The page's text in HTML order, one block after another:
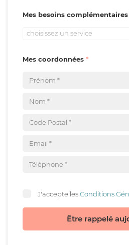
Mes besoins complémentaires
choisissez un service
Mes coordonnées
J'accepte lesConditions
Être rappelé